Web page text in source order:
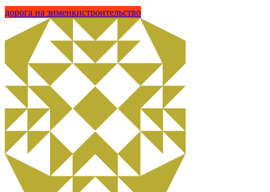
дорога на зименкистроительство